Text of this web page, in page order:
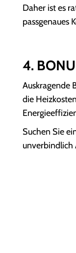
Daher ist es
passgenaues
4.
Auskragende
die
Suchen Sie
unverbindlich